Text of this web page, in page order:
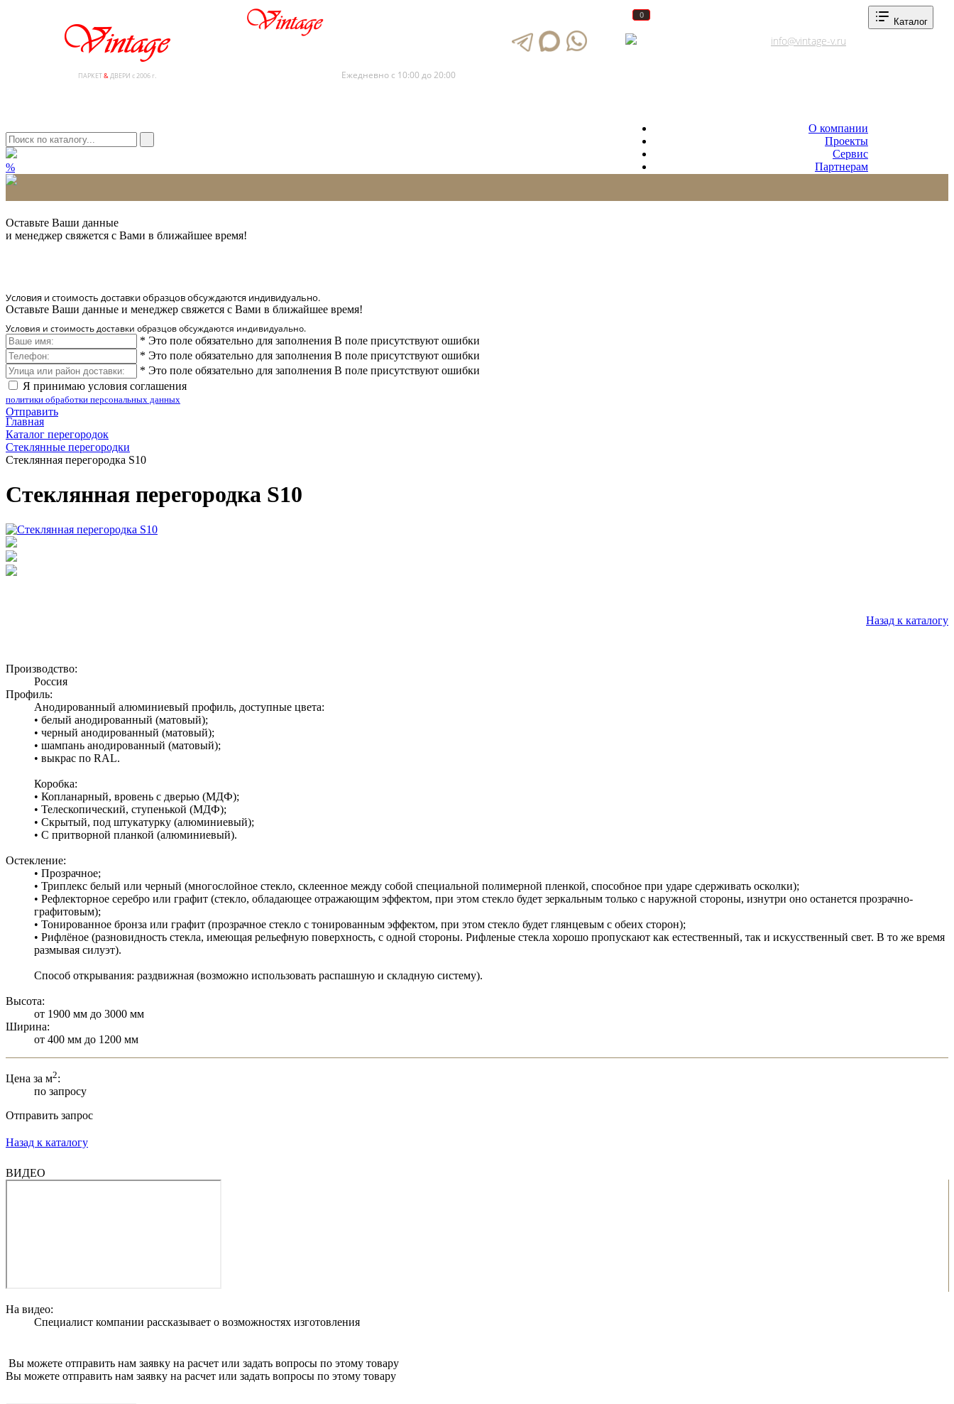
ПАРКЕТ&ДВЕРИ с 2006 г. Ежедневно с 10:00 до 20:00
info@vintage-v.ru
0
0
О компании
Проекты
Сервис
Партнерам
Каталог
%
Оставьте Ваши данные
и менеджер свяжется с Вами в ближайшее время!
Условия и стоимость доставки образцов обсуждаются индивидуально.
Оставьте Ваши данные и менеджер свяжется с Вами в ближайшее время!
Условия и стоимость доставки образцов обсуждаются индивидуально.
* Это поле обязательно для заполнения В поле присутствуют ошибки
* Это поле обязательно для заполнения В поле присутствуют ошибки
* Это поле обязательно для заполнения В поле присутствуют ошибки
Я принимаю условия соглашения
политики обработки персональных данных
Отправить
Главная
Каталог перегородок
Стеклянные перегородки
Стеклянная перегородка S10
Стеклянная перегородка S10
Назад к каталогу
Производство:
Россия
Профиль:
Анодированный алюминиевый профиль, доступные цвета:
• белый анодированный (матовый);
• черный анодированный (матовый);
• шампань анодированный (матовый);
• выкрас по RAL.
Коробка:
• Копланарный, вровень с дверью (МДФ);
• Телескопический, ступенькой (МДФ);
• Скрытый, под штукатурку (алюминиевый);
• С притворной планкой (алюминиевый).
Остекление:
• Прозрачное;
• Триплекс белый или черный (многослойное стекло, склеенное между собой специальной полимерной пленкой, способное при ударе сдерживать осколки);
• Рефлекторное серебро или графит (стекло, обладающее отражающим эффектом, при этом стекло будет зеркальным только с наружной стороны, изнутри оно останется прозрачно-
графитовым);
• Тонированное бронза или графит (прозрачное стекло с тонированным эффектом, при этом стекло будет глянцевым с обеих сторон);
• Рифлёное (разновидность стекла, имеющая рельефную поверхность, с одной стороны. Рифленые стекла хорошо пропускают как естественный, так и искусственный свет. В то же время
размывая силуэт).
Способ открывания: раздвижная (возможно использовать распашную и складную систему).
Высота:
от 1900 мм до 3000 мм
Ширина:
от 400 мм до 1200 мм
Цена за м2:
по запросу
Отправить запрос
Назад к каталогу
ВИДЕО
На видео:
Специалист компании рассказывает о возможностях изготовления
Вы можете отправить нам заявку на расчет или задать вопросы по этому товару
Вы можете отправить нам заявку на расчет или задать вопросы по этому товару